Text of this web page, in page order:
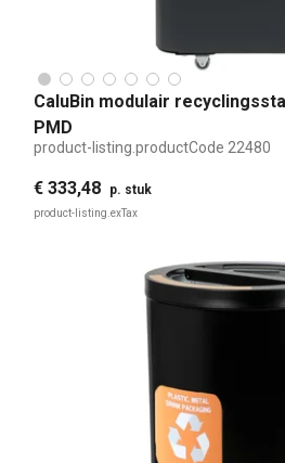
CaluBin modulair
PMD
product-listing.productCode 22480
€ 333,48 p. stuk
product-listing.exTax